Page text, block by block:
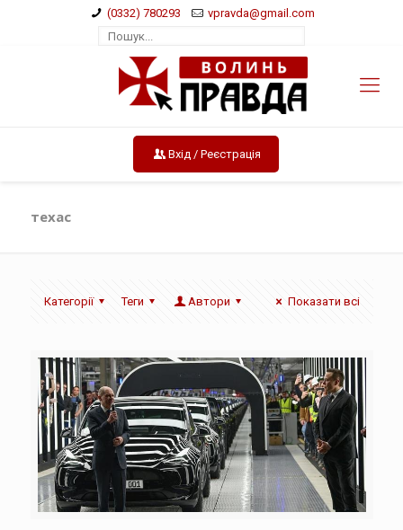
(0332) 780293 vpravda@gmail.com
Вхід / Реєстрація
техас
Категорії Теги Автори Показати всі